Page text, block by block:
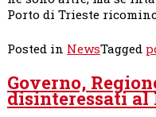
Porto di Trieste
Posted in NewsTagged
Governo,
disinteressati al